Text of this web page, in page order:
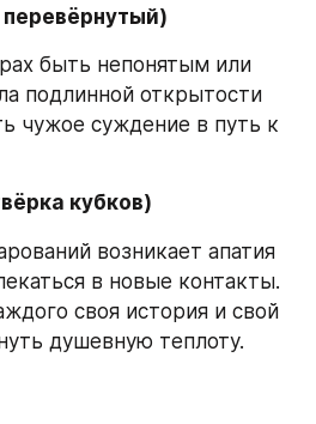
быть непонятым или
подлинной открытости
чужое суждение в путь к
кубков)
возникает апатия
в новые контакты.
своя история и свой
душевную теплоту.